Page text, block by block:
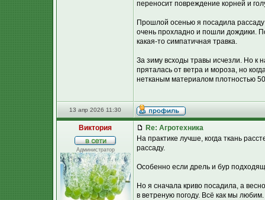
переносит повреждение корней и
Прошлой осенью я посадила
очень прохладно и пошли дождики.
какая-то симпатичная травка.
За зиму всходы травы исчезли. Но к
пряталась от ветра и мороза, но
нетканым материалом плотностью
13 апр 2026 11:30
Виктория
Администратор
Re: Агротехника
На практике лучше, когда ткань
рассаду.
Особенно если дрель и бур
Но я сначала криво посадила, а
в ветреную погоду. Всё как мы любим.